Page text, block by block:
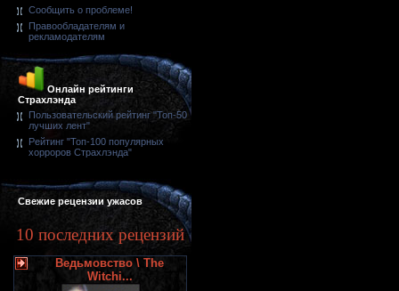
Сообщить о проблеме!
Правообладателям и
рекламодателям
Онлайн рейтинги
Страхлэнда
Пользовательский рейтинг "Топ-50
лучших лент"
Рейтинг "Топ-100 популярных
хорроров Страхлэнда"
Свежие рецензии ужасов
10 последних рецензий
Ведьмовство \ The
Witchi...